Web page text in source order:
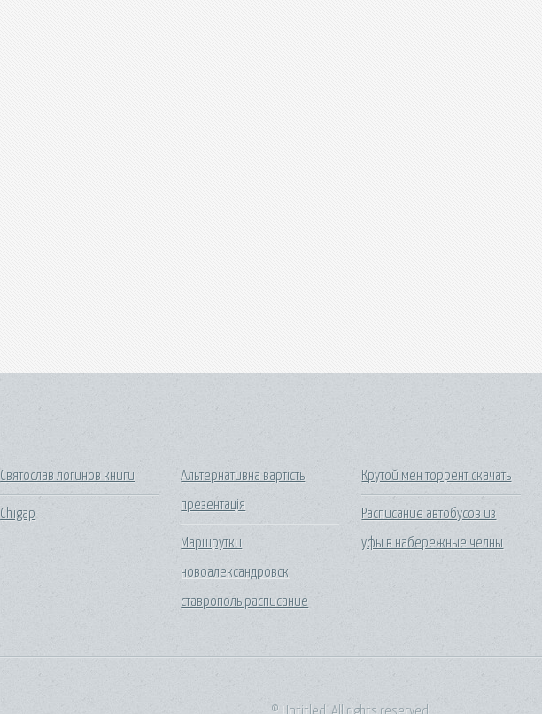
Святослав логинов книги
Chigap
Альтернативна вартість
презентація
Маршрутки
новоалександровск
ставрополь расписание
Крутой мен торрент скачать
Расписание автобусов из
уфы в набережные челны